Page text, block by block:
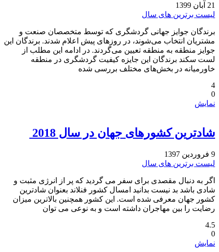
21 آبان 1399
لیست برترین های سال
برندگان جوایز جهانی گردشگری که توسط متخصصان صنعت و
مشتریان انتخاب می‌شوند، در روزهای پیش اعلام شدند. برندگان این
جوایز منطقه به منطقه تعیین می‌گردند. در ادامه این مطلب از
لست سکند برندگان این جایزه کیفیت گردشگری در منطقه
خاورمیانه در بخش‌های مختلف بررسی شده
4
0
نمایش
شادترین کشورهای جهان در سال 2018 ‏
9 فروردین 1397
لیست برترین های سال
اگر به دنبال مقصدی برای سفر می گردید که پر از انرژی مثبت و
شادی باشد بد نیست بدانید امسال کشور فنلاند بعنوان شادترین
کشور جهان معرفی شده است. این کشور همچنین بالاترین میزان
رضایت را بین مهاجران داشته است و به نوعی می توان
4.5
0
نمایش